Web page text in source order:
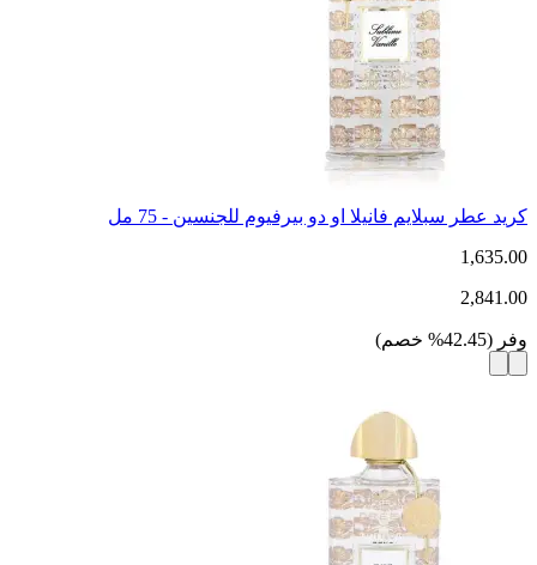
كريد عطر سبلايم فانيلا او دو بيرفيوم للجنسين - 75 مل
1,635.00
2,841.00
وفر (
42.45
% خصم)